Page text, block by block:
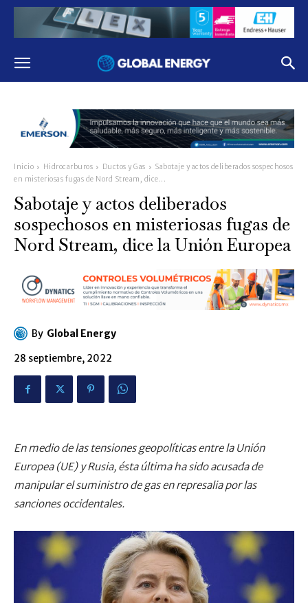
Inicio Hidrocarburos Ductos y Gas
Sabotaje y actos deliberados sospechosos
en misteriosas fugas de Nord Stream, dice...
Sabotaje y actos deliberados
sospechosos en misteriosas fugas de
Nord Stream, dice la Unión Europea
By Global Energy
28 septiembre, 2022
En medio de las tensiones geopolíticas entre la Unión
Europea (UE) y Rusia, ésta última ha sido acusada de
manipular el suministro de gas en represalia por las
sanciones occidentales.